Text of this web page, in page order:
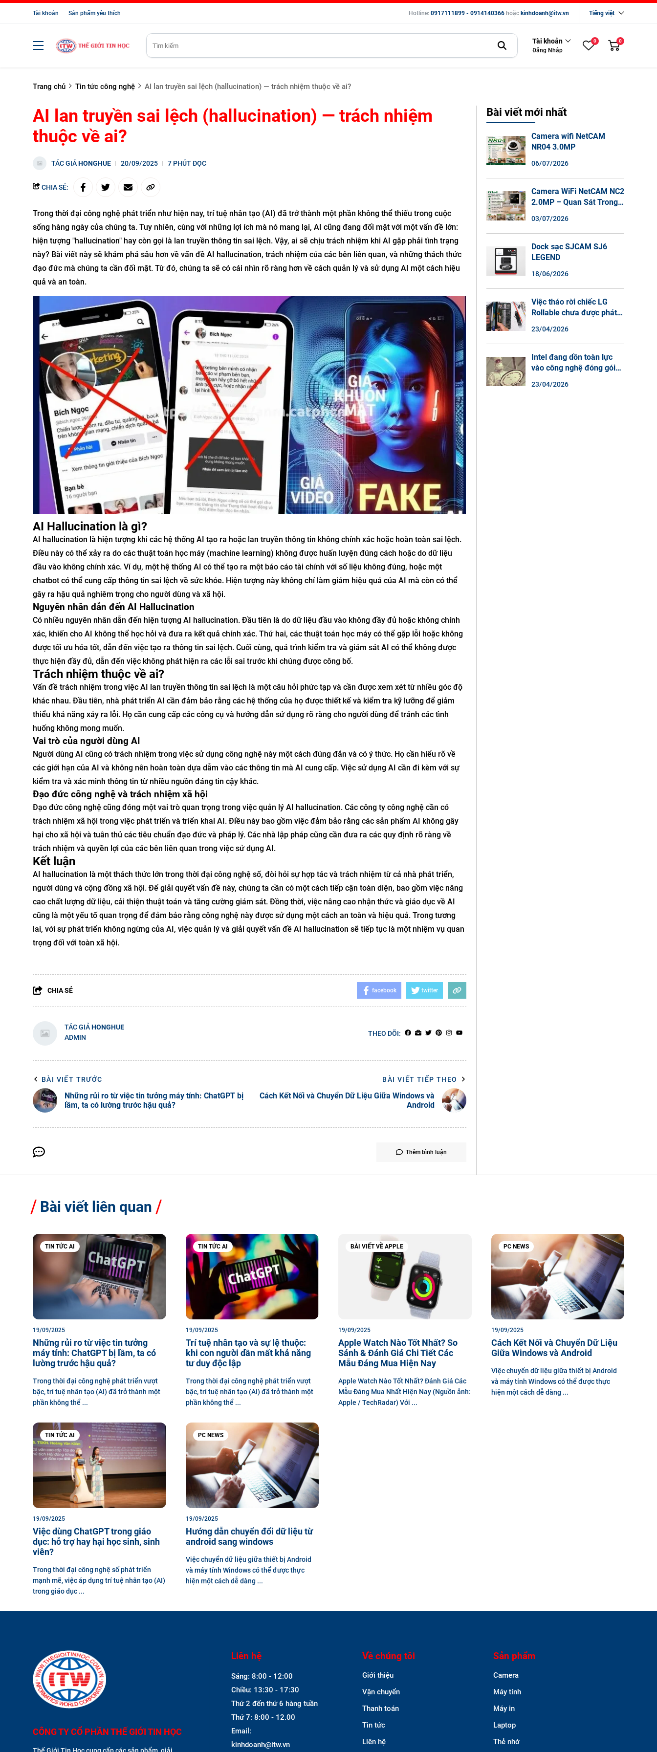
Tài khoản Sản phẩm yêu thích Hotline: 0917111899 - 0914140366 hoặc kinhdoanh@itw.vn Tiếng việt
Tài khoản
Đăng Nhập
0 0
Trang chủ Tin tức công nghệ AI lan truyền sai lệch (hallucination) — trách nhiệm thuộc về ai?
AI lan truyền sai lệch (hallucination) — trách nhiệm
thuộc về ai?
TÁC GIẢHONGHUE 20/09/2025 7 PHÚT ĐỌC
CHIA SẺ:
Trong thời đại công nghệ phát triển như hiện nay, trí tuệ nhân tạo (AI) đã trở thành một phần không thể thiếu trong cuộc
sống hàng ngày của chúng ta. Tuy nhiên, cùng với những lợi ích mà nó mang lại, AI cũng đang đối mặt với một vấn đề lớn:
hiện tượng "hallucination" hay còn gọi là lan truyền thông tin sai lệch. Vậy, ai sẽ chịu trách nhiệm khi AI gặp phải tình trạng
này? Bài viết này sẽ khám phá sâu hơn về vấn đề AI hallucination, trách nhiệm của các bên liên quan, và những thách thức
đạo đức mà chúng ta cần đối mặt. Từ đó, chúng ta sẽ có cái nhìn rõ ràng hơn về cách quản lý và sử dụng AI một cách hiệu
quả và an toàn.
AI Hallucination là gì?
AI hallucination là hiện tượng khi các hệ thống AI tạo ra hoặc lan truyền thông tin không chính xác hoặc hoàn toàn sai lệch.
Điều này có thể xảy ra do các thuật toán học máy (machine learning) không được huấn luyện đúng cách hoặc do dữ liệu
đầu vào không chính xác. Ví dụ, một hệ thống AI có thể tạo ra một báo cáo tài chính với số liệu không đúng, hoặc một
chatbot có thể cung cấp thông tin sai lệch về sức khỏe. Hiện tượng này không chỉ làm giảm hiệu quả của AI mà còn có thể
gây ra hậu quả nghiêm trọng cho người dùng và xã hội.
Nguyên nhân dẫn đến AI Hallucination
Có nhiều nguyên nhân dẫn đến hiện tượng AI hallucination. Đầu tiên là do dữ liệu đầu vào không đầy đủ hoặc không chính
xác, khiến cho AI không thể học hỏi và đưa ra kết quả chính xác. Thứ hai, các thuật toán học máy có thể gặp lỗi hoặc không
được tối ưu hóa tốt, dẫn đến việc tạo ra thông tin sai lệch. Cuối cùng, quá trình kiểm tra và giám sát AI có thể không được
thực hiện đầy đủ, dẫn đến việc không phát hiện ra các lỗi sai trước khi chúng được công bố.
Trách nhiệm thuộc về ai?
Vấn đề trách nhiệm trong việc AI lan truyền thông tin sai lệch là một câu hỏi phức tạp và cần được xem xét từ nhiều góc độ
khác nhau. Đầu tiên, nhà phát triển AI cần đảm bảo rằng các hệ thống của họ được thiết kế và kiểm tra kỹ lưỡng để giảm
thiểu khả năng xảy ra lỗi. Họ cần cung cấp các công cụ và hướng dẫn sử dụng rõ ràng cho người dùng để tránh các tình
huống không mong muốn.
Vai trò của người dùng AI
Người dùng AI cũng có trách nhiệm trong việc sử dụng công nghệ này một cách đúng đắn và có ý thức. Họ cần hiểu rõ về
các giới hạn của AI và không nên hoàn toàn dựa dẫm vào các thông tin mà AI cung cấp. Việc sử dụng AI cần đi kèm với sự
kiểm tra và xác minh thông tin từ nhiều nguồn đáng tin cậy khác.
Đạo đức công nghệ và trách nhiệm xã hội
Đạo đức công nghệ cũng đóng một vai trò quan trọng trong việc quản lý AI hallucination. Các công ty công nghệ cần có
trách nhiệm xã hội trong việc phát triển và triển khai AI. Điều này bao gồm việc đảm bảo rằng các sản phẩm AI không gây
hại cho xã hội và tuân thủ các tiêu chuẩn đạo đức và pháp lý. Các nhà lập pháp cũng cần đưa ra các quy định rõ ràng về
trách nhiệm và quyền lợi của các bên liên quan trong việc sử dụng AI.
Kết luận
AI hallucination là một thách thức lớn trong thời đại công nghệ số, đòi hỏi sự hợp tác và trách nhiệm từ cả nhà phát triển,
người dùng và cộng đồng xã hội. Để giải quyết vấn đề này, chúng ta cần có một cách tiếp cận toàn diện, bao gồm việc nâng
cao chất lượng dữ liệu, cải thiện thuật toán và tăng cường giám sát. Đồng thời, việc nâng cao nhận thức và giáo dục về AI
cũng là một yếu tố quan trọng để đảm bảo rằng công nghệ này được sử dụng một cách an toàn và hiệu quả. Trong tương
lai, với sự phát triển không ngừng của AI, việc quản lý và giải quyết vấn đề AI hallucination sẽ tiếp tục là một nhiệm vụ quan
trọng đối với toàn xã hội.
CHIA SẺ facebook twitter
TÁC GIẢHONGHUE
ADMIN
THEO DÕI:
BÀI VIẾT TRƯỚC
Những rủi ro từ việc tin tưởng máy tính: ChatGPT bị
lầm, ta có lường trước hậu quả?
BÀI VIẾT TIẾP THEO
Cách Kết Nối và Chuyển Dữ Liệu Giữa Windows và
Android
Thêm bình luận
Bài viết mới nhất
Camera wifi NetCAM
NR04 3.0MP
06/07/2026
Camera WiFi NetCAM NC2
2.0MP – Quan Sát Trong
Màu Ban Đêm, Đàm Thoại
2 Chiều
03/07/2026
Dock sạc SJCAM SJ6
LEGEND
18/06/2026
Việc tháo rời chiếc LG
Rollable chưa được phát
sao điện thoại màn hình
cuộn không phải là một xu
hướng.
23/04/2026
Intel đang dồn toàn lực
vào công nghệ đóng gói
23/04/2026
Bài viết liên quan
TIN TỨC AI
19/09/2025
Những rủi ro từ việc tin tưởng
máy tính: ChatGPT bị lầm, ta có
lường trước hậu quả?
Trong thời đại công nghệ phát triển vượt
bậc, trí tuệ nhân tạo (AI) đã trở thành một
phần không thể ...
TIN TỨC AI
19/09/2025
Trí tuệ nhân tạo và sự lệ thuộc:
khi con người dần mất khả năng
tư duy độc lập
Trong thời đại công nghệ phát triển vượt
bậc, trí tuệ nhân tạo (AI) đã trở thành một
phần không thể ...
BÀI VIẾT VỀ APPLE
19/09/2025
Apple Watch Nào Tốt Nhất? So
Sánh & Đánh Giá Chi Tiết Các
Mẫu Đáng Mua Hiện Nay
Apple Watch Nào Tốt Nhất? Đánh Giá Các
Mẫu Đáng Mua Nhất Hiện Nay (Nguồn ảnh:
Apple / TechRadar) Với ...
PC NEWS
19/09/2025
Cách Kết Nối và Chuyển Dữ Liệu
Giữa Windows và Android
Việc chuyển dữ liệu giữa thiết bị Android
và máy tính Windows có thể được thực
hiện một cách dễ dàng ...
TIN TỨC AI
19/09/2025
Việc dùng ChatGPT trong giáo
dục: hỗ trợ hay hại học sinh, sinh
viên?
Trong thời đại công nghệ số phát triển
mạnh mẽ, việc áp dụng trí tuệ nhân tạo (AI)
trong giáo dục ...
PC NEWS
19/09/2025
Hướng dẫn chuyển đổi dữ liệu từ
android sang windows
Việc chuyển dữ liệu giữa thiết bị Android
và máy tính Windows có thể được thực
hiện một cách dễ dàng ...
CÔNG TY CỔ PHẦN THẾ GIỚI TIN HỌC
Thế Giới Tin Học cung cấp các sản phẩm, giải
Liên hệ
Sáng: 8:00 - 12:00
Chiều: 13:30 - 17:30
Thứ 2 đến thứ 6 hàng tuần
Thứ 7: 8:00 - 12.00
Email:
kinhdoanh@itw.vn
Về chúng tôi
Giới thiệu
Vận chuyển
Thanh toán
Tin tức
Liên hệ
Sản phẩm
Camera
Máy tính
Máy in
Laptop
Thẻ nhớ